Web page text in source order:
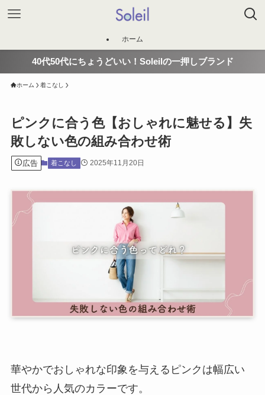
ホーム
40代50代にちょうどいい！Soleilの一押しブランド
ホーム 着こなし
ピンクに合う色【おしゃれに魅せる】失
敗しない色の組み合わせ術
広告 着こなし 2025年11月20日
華やかでおしゃれな印象を与えるピンクは幅広い
世代から人気のカラーです。